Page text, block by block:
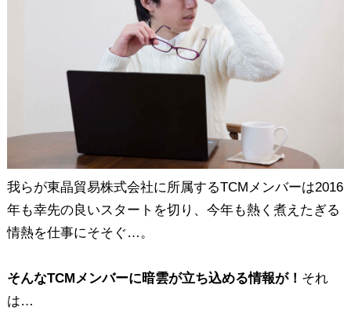
我らが東晶貿易株式会社に所属するTCMメンバーは2016
年も幸先の良いスタートを切り、今年も熱く煮えたぎる
情熱を仕事にそそぐ…。
そんなTCMメンバーに暗雲が立ち込める情報が！ それ
は…